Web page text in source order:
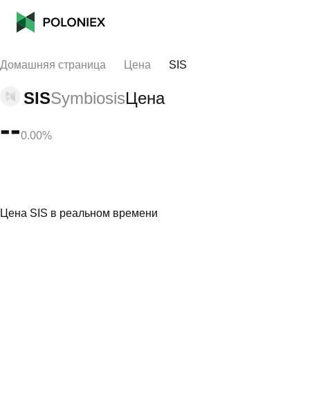
Домашняя страница Цена SIS
SISSymbiosisЦена
--0.00%
Цена SIS в реальном времени